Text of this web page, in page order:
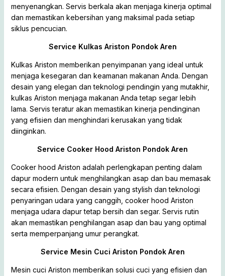
menyenangkan. Servis berkala akan menjaga kinerja optimal
dan memastikan kebersihan yang maksimal pada setiap
siklus pencucian.
Service Kulkas Ariston Pondok Aren
Kulkas Ariston memberikan penyimpanan yang ideal untuk
menjaga kesegaran dan keamanan makanan Anda. Dengan
desain yang elegan dan teknologi pendingin yang mutakhir,
kulkas Ariston menjaga makanan Anda tetap segar lebih
lama. Servis teratur akan memastikan kinerja pendinginan
yang efisien dan menghindari kerusakan yang tidak
diinginkan.
Service Cooker Hood Ariston Pondok Aren
Cooker hood Ariston adalah perlengkapan penting dalam
dapur modern untuk menghilangkan asap dan bau memasak
secara efisien. Dengan desain yang stylish dan teknologi
penyaringan udara yang canggih, cooker hood Ariston
menjaga udara dapur tetap bersih dan segar. Servis rutin
akan memastikan penghilangan asap dan bau yang optimal
serta memperpanjang umur perangkat.
Service Mesin Cuci Ariston Pondok Aren
Mesin cuci Ariston memberikan solusi cuci yang efisien dan